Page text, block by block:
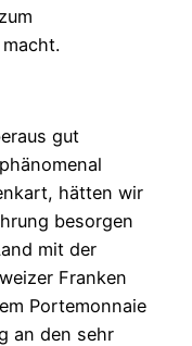
gut
hätten wir
besorgen
mit der
Franken
Portemonnaie
an den sehr